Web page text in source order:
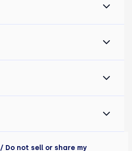
/ Do not sell or share my